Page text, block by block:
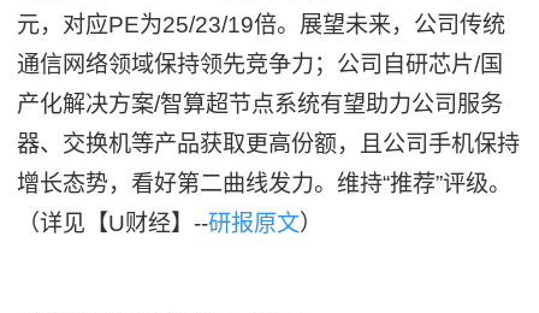
元，对应PE为25/23/19倍。展望未来，公司传统
通信网络领域保持领先竞争力；公司自研芯片/国
产化解决方案/智算超节点系统有望助力公司服务
器、交换机等产品获取更高份额，且公司手机保持
增长态势，看好第二曲线发力。维持“推荐”评级。
（详见【U财经】--研报原文）